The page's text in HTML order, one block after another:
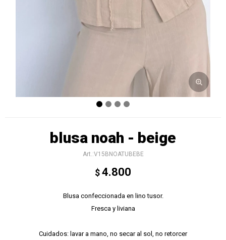
blusa noah - beige
V15BNOATUBEBE
$ 4.800
Blusa confeccionada en lino tusor.
Fresca y liviana
Cuidados: lavar a mano, no secar al sol, no retorcer